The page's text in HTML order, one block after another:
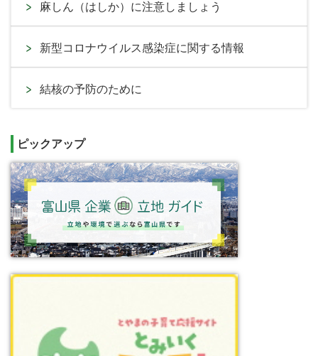
麻しん（はしか）に注意しましょう
新型コロナウイルス感染症に関する情報
結核の予防のために
ピックアップ